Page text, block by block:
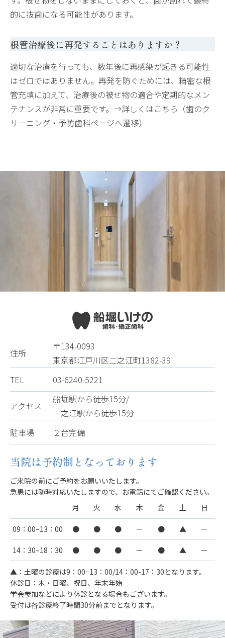
的に抜歯になる可能性があります。
根管治療後に再発することはありますか？
適切な治療を行っても、数年後に再感染が起きる可能性
はゼロではありません。再発を防ぐためには、精密な根
管充填に加えて、治療後の被せ物の適合や定期的なメン
テナンスが非常に重要です。→詳しくはこちら（歯のク
リーニング・予防歯科ページへ遷移）
住所
〒134-0093
東京都江戸川区二之江町1382-39
TEL
03-6240-5221
アクセス
船堀駅から徒歩15分/
一之江駅から徒歩15分
駐車場
２台完備
当院は予約制となっております
ご来院の前にご予約をお願いいたします。
急患には随時対応いたしますので、お電話にてご確認ください。
月
火 水 木 金 土 日
09：00–13：00 ● ● ● ー ● ▲ ー
14：30–18：30 ● ● ● ー ● ▲ ー
▲：土曜の診療は9：00−13：00/14：00-17：30となります。
休診日：木・日曜、祝日、年末年始
学会参加などにより休診となる場合もございます。
受付は各診療終了時間30分前までとなります。